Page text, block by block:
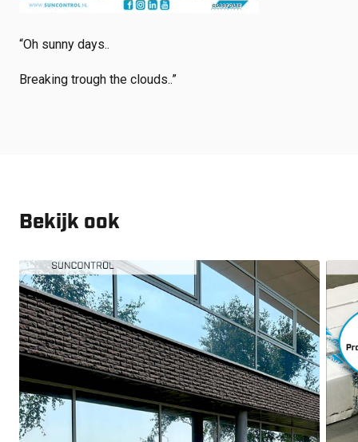
“Oh sunny days..
Breaking trough the clouds..”
Bekijk ook